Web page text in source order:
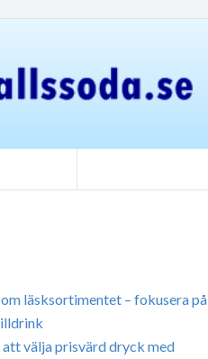
läsksortimentet – fokusera på
välja prisvärd dryck med